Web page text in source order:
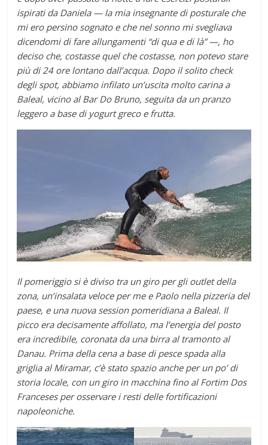
ispirati da Daniela — la mia insegnante di posturale che
mi ero persino sognato e che nel sonno mi svegliava
dicendomi di fare allungamenti “di qua e di là” —, ho
deciso che, costasse quel che costasse, non potevo stare
più di 24 ore lontano dall’acqua. Dopo il solito check
degli spot, abbiamo infilato un’uscita molto carina a
Baleal, vicino al Bar Do Bruno, seguita da un pranzo
leggero a base di yogurt greco e frutta.
Il pomeriggio si è diviso tra un giro per gli outlet della
zona, un’insalata veloce per me e Paolo nella pizzeria del
paese, e una nuova session pomeridiana a Baleal. Il
picco era decisamente affollato, ma l’energia del posto
era incredibile, coronata da una birra al tramonto al
Danau. Prima della cena a base di pesce spada alla
griglia al Miramar, c’è stato spazio anche per un po’ di
storia locale, con un giro in macchina fino al Fortim Dos
Franceses per osservare i resti delle fortificazioni
napoleoniche.